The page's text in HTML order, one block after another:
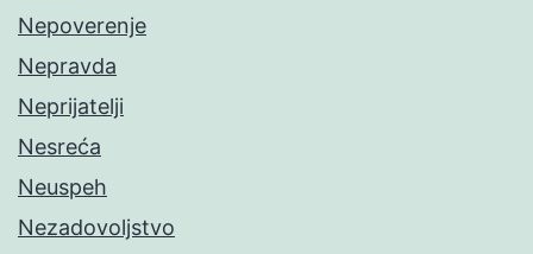
Nepoverenje
Nepravda
Neprijatelji
Nesreća
Neuspeh
Nezadovoljstvo